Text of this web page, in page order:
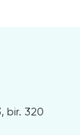
bir. 320